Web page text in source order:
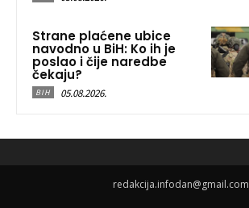
Strane plaćene ubice
navodno u BiH: Ko ih je
poslao i čije naredbe
čekaju?
BIH 05.08.2026.
redakcija.infodan@gmail.com